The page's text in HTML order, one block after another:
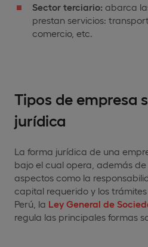
Sector terciario: abarca
prestan servicios:
comercio, etc.
Tipos de empresa
jurídica
La forma jurídica de una
bajo el cual opera, además
aspectos como la
capital requerido y los
Perú, la Ley General de
regula las principales formas